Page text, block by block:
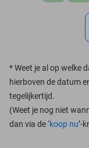
*Weet je al op welke
hierboven de datum
tegelijkertijd.
(Weet je nog niet
dan via de ‘koop nu’-